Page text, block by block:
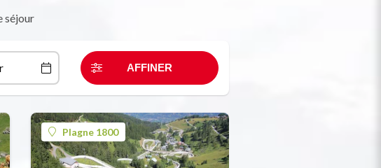
séjour
Plagne 1800